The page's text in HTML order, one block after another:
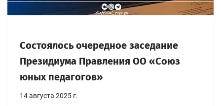
Состоялось очередное заседание
Президиума Правления ОО «Союз
юных педагогов»
14 августа 2025 г.